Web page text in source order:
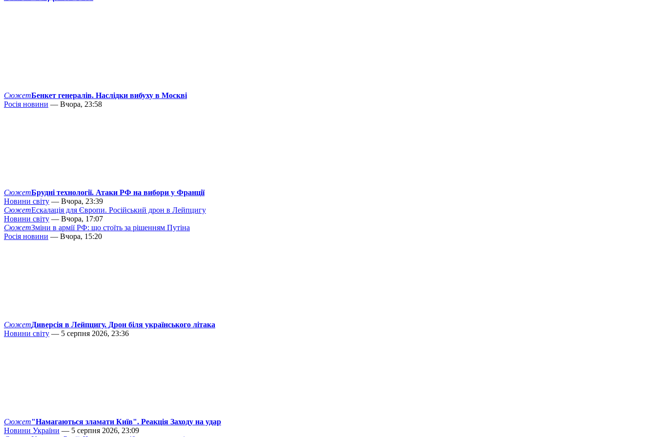
СюжетБенкет генералів. Наслідки вибуху в Москві
Росія новини — Вчора, 23:58
СюжетБрудні технології. Атаки РФ на вибори у Франції
Новини світу — Вчора, 23:39
СюжетЕскалація для Європи. Російський дрон в Лейпцигу
Новини світу — Вчора, 17:07
СюжетЗміни в армії РФ: що стоїть за рішенням Путіна
Росія новини — Вчора, 15:20
СюжетДиверсія в Лейпцигу. Дрон біля українського літака
Новини світу — 5 серпня 2026, 23:36
Сюжет"Намагаються зламати Київ". Реакція Заходу на удар
Новини України — 5 серпня 2026, 23:09